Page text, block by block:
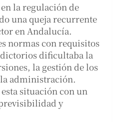
la regulación de
una queja recurrente
en Andalucía.
normas con requisitos
dificultaba la
la gestión de los
administración.
situación con un
y